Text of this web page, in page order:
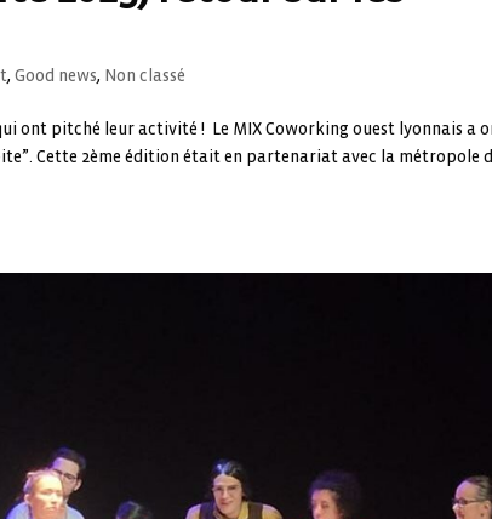
,Good news, Non classé
ont pitché leur activité ! Le MIX Coworking ouest lyonnais a
Cette 2ème édition était en partenariat avec la métropole